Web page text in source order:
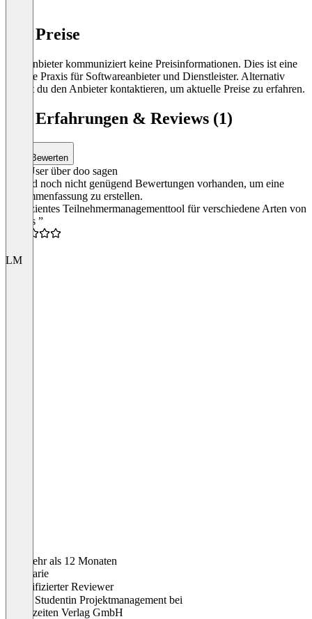
doo Preise
Der Anbieter kommuniziert keine Preisinformationen. Dies ist eine
übliche Praxis für Softwareanbieter und Dienstleister. Alternativ
kannst du den Anbieter kontaktieren, um aktuelle Preise zu erfahren.
doo Erfahrungen & Reviews (1)
Bewerten
Was User über doo sagen
Es sind noch nicht genügend Bewertungen vorhanden, um eine
Zusammenfassung zu erstellen.
“Effiizientes Teilnehmermanagementtool für verschiedene Arten von
Events ”
LM
Vor mehr als 12 Monaten
Lia Marie
Verifizierter Reviewer
Duale Studentin Projektmanagement bei
Jahreszeiten Verlag GmbH